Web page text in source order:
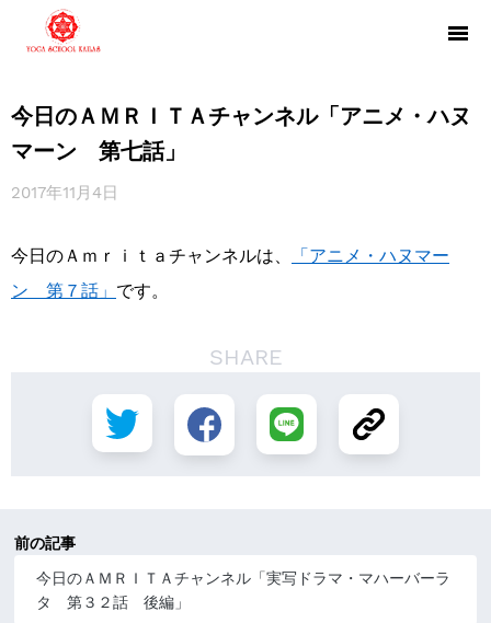
今日のＡＭＲＩＴＡチャンネル「アニメ・ハヌ
マーン 第七話」
2017年11月4日
今日のＡｍｒｉｔａチャンネルは、
「アニメ・ハヌマー
ン 第７話」 です。
SHARE
前の記事
今日のＡＭＲＩＴＡチャンネル「実写ドラマ・マハーバーラ
タ 第３２話 後編」